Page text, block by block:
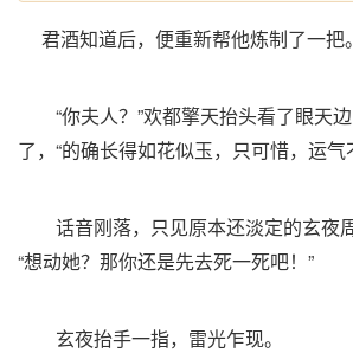
君酒知道后，便重新帮他炼制了一把。
“你夫人？”欢都擎天抬头看了眼天
了，“的确长得如花似玉，只可惜，运气
话音刚落，只见原本还淡定的玄夜周
“想动她？那你还是先去死一死吧！”
玄夜抬手一指，雷光乍现。